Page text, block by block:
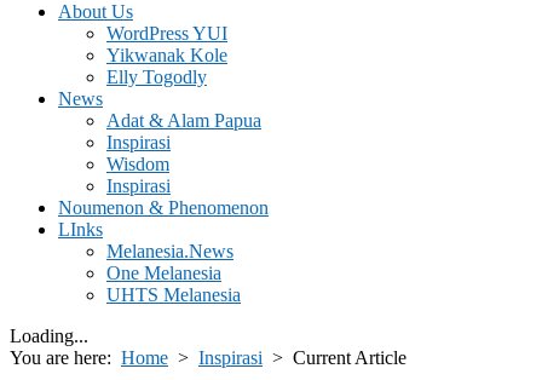
About Us
WordPress YUI
Yikwanak Kole
Elly Togodly
News
Adat & Alam Papua
Inspirasi
Wisdom
Inspirasi
Noumenon & Phenomenon
LInks
Melanesia.News
One Melanesia
UHTS Melanesia
Loading...
You are here: Home > Inspirasi > Current Article